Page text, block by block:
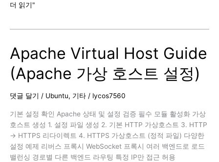
MySQL
베
이
스
&
이
블
용
량
확
인
더 읽기"
Apache Virtual Host Guide
(Apache 가상 호스트 설정)
댓글 달기 / Ubuntu, 기타 / lycos7560
기본 설정 확인 Apache 상태 및 설정 검증 필수 모듈 활성화 가상
호스트 생성 1. 설정 파일 생성 2. 기본 HTTP 가상호스트 3. HTTP
→ HTTPS 리다이렉트 4. HTTPS 가상호스트 (정적 파일) 다양한
설정 예제 리버스 프록시 WebSocket 프록시 여러 백엔드로 로드
밸런싱 경로별 다른 백엔드 라우팅 특정 IP만 접근 허용